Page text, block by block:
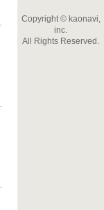
Copyright©kaonavi,
inc.
All Rights Reserved.